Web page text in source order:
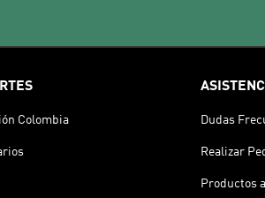
Colombia Dudas
Realizar
Productos